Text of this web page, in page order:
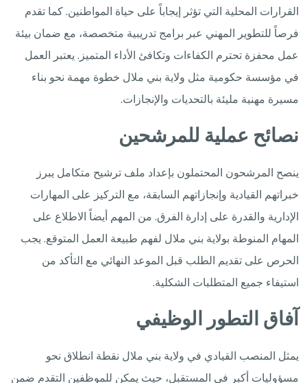
القرارات المحلية التي تؤثر إيجاباً على حياة المواطنين. كما تقدم
فرصاً للتطوير المهني عبر برامج تدريبية متخصصة، مع ضمان بيئة
عمل محفزة تحترم الكفاءات وتكافئ الأداء المتميز. يعتبر العمل
في مؤسسة حكومية مثل ولاية بني ملال خطوة مهمة نحو بناء
مسيرة مهنية مليئة بالتحديات والإنجازات.
نصائح عملية للمرشحين
ينصح المرشحون المحتملون بإعداد ملف ترشيح متكامل يبرز
خبراتهم القيادية وإنجازاتهم السابقة، مع التركيز على المهارات
الإدارية والقدرة على إدارة الفرق. من المهم أيضاً الاطلاع على
المهام المنوطة بولاية بني ملال لفهم طبيعة العمل المتوقع. يجب
الحرص على تقديم الطلب قبل الموعد النهائي مع التأكد من
استيفاء جميع المتطلبات الشكلية.
آفاق التطور الوظيفي
يمثل المنصب القيادي في ولاية بني ملال نقطة انطلاق نحو
مسؤوليات أكبر في المستقبل، حيث يمكن للموظفين التقدم ضمن